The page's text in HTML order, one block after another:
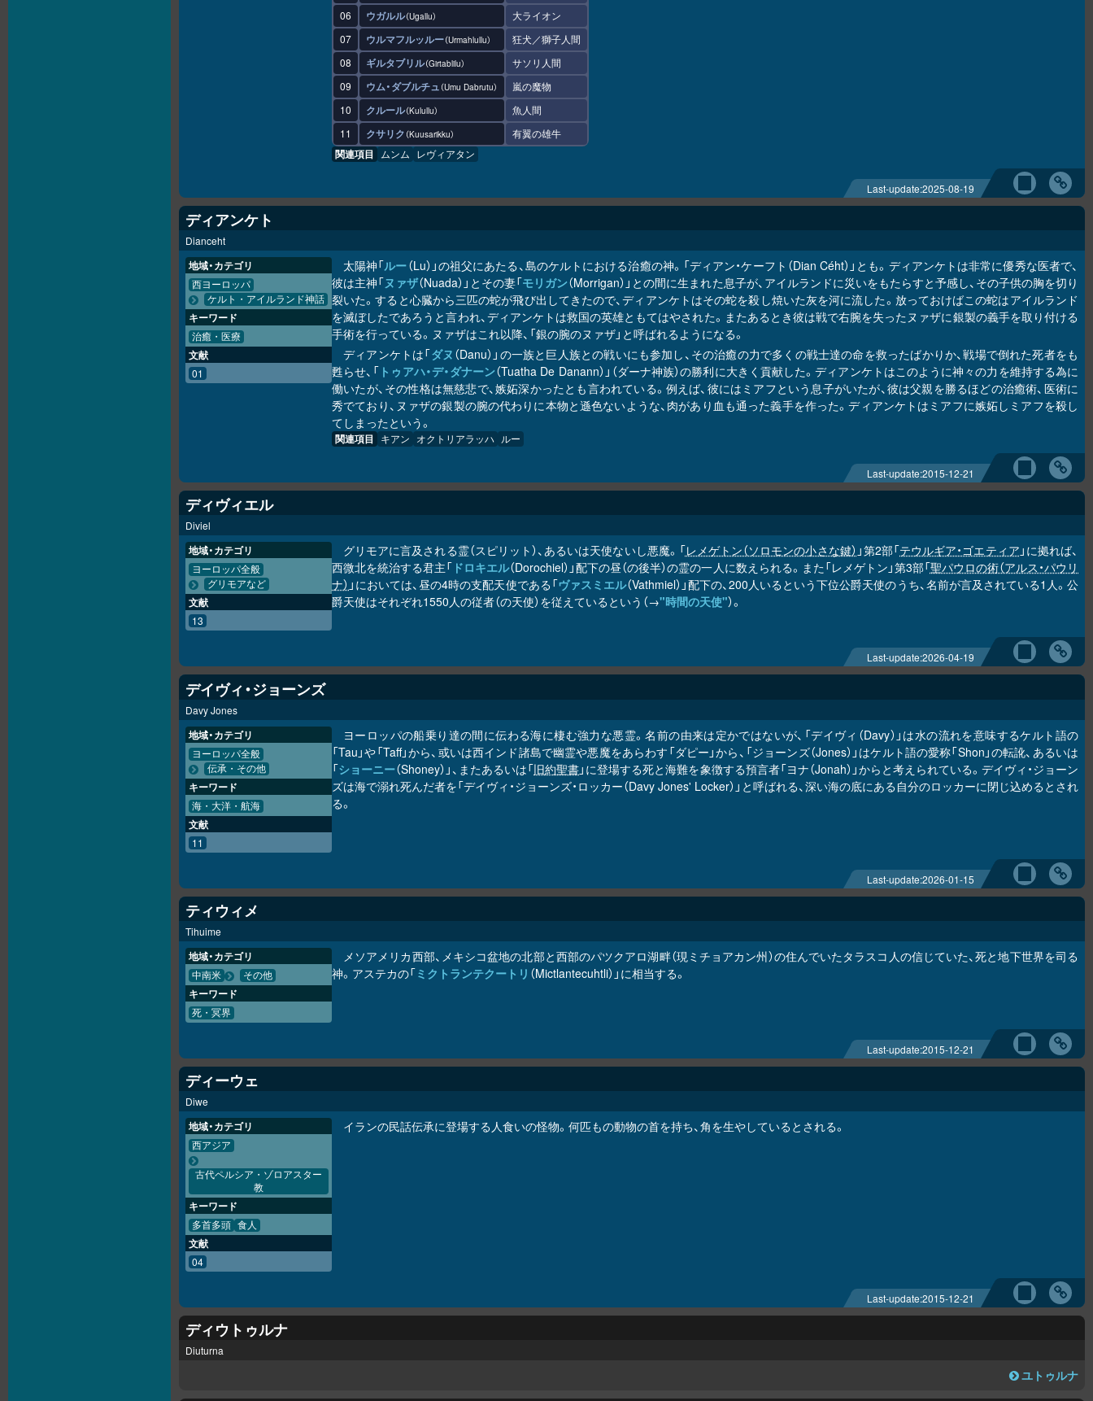
06
ウガルル Ugallu
大ライオン
07
ウルマフルッルー Urmahlullu
狂犬／獅子人間
08
ギルタブリル Girtablilu
サソリ人間
09
ウム・ダブルチュ Umu Dabrutu
嵐の魔物
10
クルール Kulullu
魚人間
11
クサリク Kuusarikku 有翼の雄牛
関連項目 ムンム レヴィアタン
Last-update:2025-08-19
ディアンケト
Dianceht
太陽神「ルー（Lu）」の祖父にあたる、島のケルトにおける治癒の神。「ディアン・ケーフト（Dian Céht）」とも。ディアンケトは非常に優秀な医者で、
彼は主神「ヌァザ（Nuada）」とその妻「モリガン（Morrigan）」との間に生まれた息子が、アイルランドに災いをもたらすと予感し、その子供の胸を切り
裂いた。すると心臓から三匹の蛇が飛び出してきたので、ディアンケトはその蛇を殺し焼いた灰を河に流した。放っておけばこの蛇はアイルランド
を滅ぼしたであろうと言われ、ディアンケトは救国の英雄ともてはやされた。またあるとき彼は戦で右腕を失ったヌァザに銀製の義手を取り付ける
手術を行っている。ヌァザはこれ以降、「銀の腕のヌァザ」と呼ばれるようになる。
ディアンケトは「ダヌ （Danu）」の一族と巨人族との戦いにも参加し、その治癒の力で多くの戦士達の命を救ったばかりか、戦場で倒れた死者をも
甦らせ、「 トゥアハ・デ・ダナーン（Tuatha De Danann）」（ダーナ神族）の勝利に大きく貢献した。ディアンケトはこのように神々の力を維持する為に
働いたが、その性格は無慈悲で、嫉妬深かったとも言われている。例えば、彼にはミアフという息子がいたが、彼は父親を勝るほどの治癒術、医術に
秀でており、ヌァザの銀製の腕の代わりに本物と遜色ないような、肉があり血も通った義手を作った。ディアンケトはミアフに嫉妬しミアフを殺し
てしまったという。
関連項目 キアン オクトリアラッハ ルー
地域・カテゴリ
西ヨーロッパ
ケルト・アイルランド神話
キーワード
治癒・医療
文献
01
Last-update:2015-12-21
ディヴィエル
Diviel
グリモアに言及される霊（スピリット）、あるいは天使ないし悪魔。「レメゲトン（ソロモンの小さな鍵） 」第2部「テウルギア・ゴエティア 」に拠れば、
西微北を統治する君主「 ドロキエル（Dorochiel）」配下の昼（の後半）の霊の一人に数えられる。また「レメゲトン」第3部「聖パウロの術（アルス・パウリ
ナ） 」においては、昼の4時の支配天使である「ヴァスミエル（Vathmiel）」配下の、200人いるという下位公爵天使のうち、名前が言及されている1人。公
爵天使はそれぞれ1550人の従者（の天使）を従えているという（→"時間の天使"）。
地域・カテゴリ
ヨーロッパ全般
グリモアなど
文献
13
Last-update:2026-04-19
デイヴィ・ジョーンズ
Davy Jones
ヨーロッパの船乗り達の間に伝わる海に棲む強力な悪霊。名前の由来は定かではないが、「デイヴィ（Davy）」は水の流れを意味するケルト語の
「Tau」や「Taff」から、或いは西インド諸島で幽霊や悪魔をあらわす「ダピー」から、「ジョーンズ（Jones）」はケルト語の愛称「Shon」の転訛、あるいは
「ショーニー（Shoney）」、またあるいは「旧約聖書」に登場する死と海難を象徴する預言者「ヨナ（Jonah）」からと考えられている。デイヴィ・ジョーン
ズは海で溺れ死んだ者を「デイヴィ・ジョーンズ・ロッカー（Davy Jones' Locker）」と呼ばれる、深い海の底にある自分のロッカーに閉じ込めるとされ
る。
地域・カテゴリ
ヨーロッパ全般
伝承・その他
キーワード
海・大洋・航海
文献
11
Last-update:2026-01-15
ティウィメ
Tihuime
メソアメリカ西部、メキシコ盆地の北部と西部のパツクアロ湖畔（現ミチョアカン州）の住んでいたタラスコ人の信じていた、死と地下世界を司る
神。アステカの「ミクトランテクートリ （Mictlantecuhtli）」に相当する。
地域・カテゴリ
中南米 その他
キーワード
死・冥界
Last-update:2015-12-21
ディーウェ
Diwe
イランの民話伝承に登場する人食いの怪物。何匹もの動物の首を持ち、角を生やしているとされる。
地域・カテゴリ
西アジア
古代ペルシア・ゾロアスター
教
キーワード
多首多頭 食人
文献
04
Last-update:2015-12-21
ディウトゥルナ
Diuturna
ユトゥルナ